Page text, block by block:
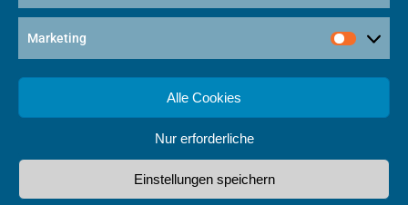
Marketing
Alle Cookies
Nur erforderliche
Einstellungen speichern